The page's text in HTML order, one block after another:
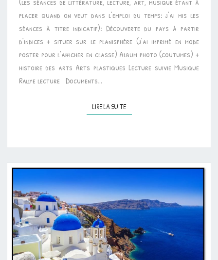
placer quand on veut dans l’emploi du temps: j’ai mis les
séances à titre indicatif): Découverte du pays à partir
d’indices + situer sur le planisphère (j’ai imprimé en mode
poster pour l’afficher en classe) Album photo (coutumes) +
histoire des arts Arts plastiques Lecture suivie Musique
Rallye lecture Documents…
LIRE LA SUITELIRE LA SUITE